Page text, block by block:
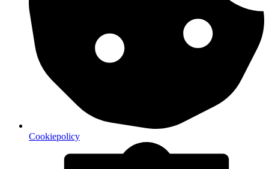
Cookiepolicy